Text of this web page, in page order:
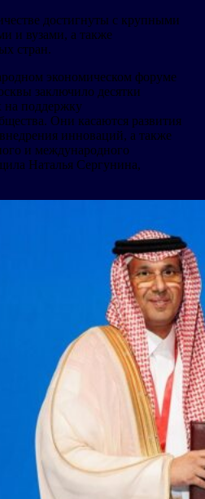
достигнуты с крупными
и вузами, а также
стран.
экономическом форуме
заключило десятки
на поддержку
Они касаются развития
инноваций, а также
и международного
Наталья Сергунина,